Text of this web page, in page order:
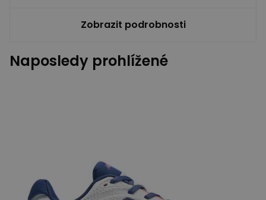
Zobrazit podrobnosti
Naposledy prohlížené